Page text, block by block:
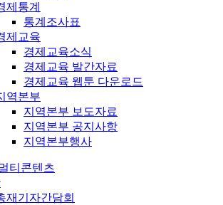
제통계
통계조사표
제교육
경제교육소식
경제교육 발간자료
경제교육 웹툰 다운로드
역본부
지역본부 보도자료
지역본부 공지사항
지역본부행사
티콘텐츠
재기자간담회